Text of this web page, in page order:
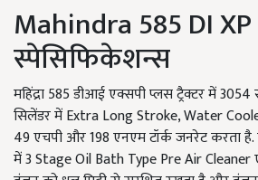
Mahindra 585 DI
स्पेसिफिकेशन्स
महिंद्रा 585 डीआई एक्सपी प्लस ट्रैक्टर में 3054
सिलेंडर में Extra Long Stroke, Water
49 एचपी और 198 एनएम टॉर्क जनरेट करता
में 3 Stage Oil Bath Type Pre Air Cleaner